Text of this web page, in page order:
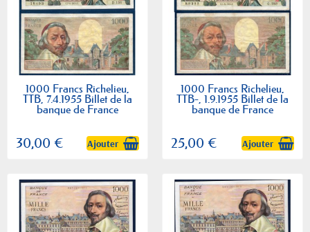
1000 Francs Richelieu,
TTB, 7.4.1955 Billet de la
banque de France
30,00 € Ajouter
1000 Francs Richelieu,
TTB-, 1.9.1955 Billet de la
banque de France
25,00 € Ajouter